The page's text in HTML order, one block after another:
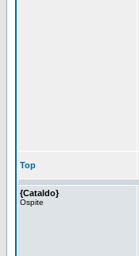
Top
{Cataldo}
Ospite